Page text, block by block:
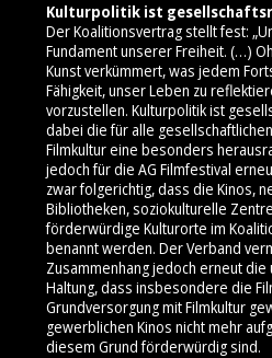
Kulturpolitik ist
Der Koalitionsvertrag stellt fest:
Fundament unserer Freiheit. (…)
Kunst verkümmert, was jedem
Fähigkeit, unser Leben zu
vorzustellen. Kulturpolitik ist
dabei die für alle
Filmkultur eine besonders
jedoch für die AG Filmfestival
zwar folgerichtig, dass die Kinos,
Bibliotheken, soziokulturelle
förderwürdige Kulturorte im
benannt werden. Der Verband
Zusammenhang jedoch erneut
Haltung, dass insbesondere die
Grundversorgung mit Filmkultur
gewerblichen Kinos nicht mehr
diesem Grund förderwürdig sind.